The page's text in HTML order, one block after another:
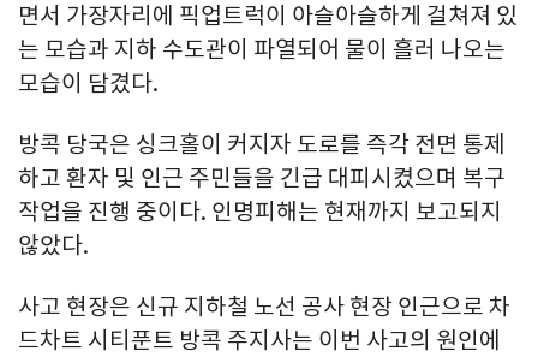
면서 가장자리에 픽업트럭이 아슬아슬하게 걸쳐져 있
는 모습과 지하 수도관이 파열되어 물이 흘러 나오는
모습이 담겼다.
방콕 당국은 싱크홀이 커지자 도로를 즉각 전면 통제
하고 환자 및 인근 주민들을 긴급 대피시켰으며 복구
작업을 진행 중이다. 인명피해는 현재까지 보고되지
않았다.
사고 현장은 신규 지하철 노선 공사 현장 인근으로 차
드차트 시티푼트 방콕 주지사는 이번 사고의 원인에